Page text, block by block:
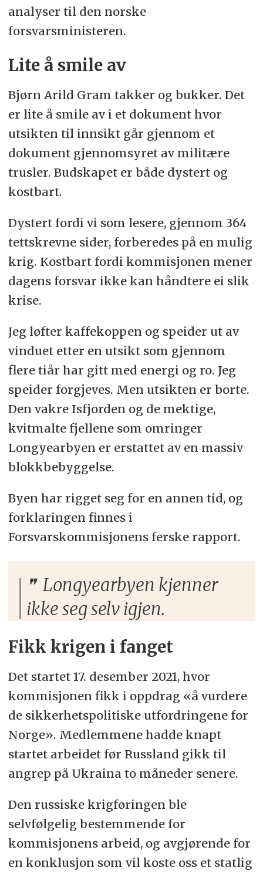
analyser til den norske
forsvarsministeren.
Lite å smile av
Bjørn Arild Gram takker og bukker. Det
er lite å smile av i et dokument hvor
utsikten til innsikt går gjennom et
dokument gjennomsyret av militære
trusler. Budskapet er både dystert og
kostbart.
Dystert fordi vi som lesere, gjennom 364
tettskrevne sider, forberedes på en mulig
krig. Kostbart fordi kommisjonen mener
dagens forsvar ikke kan håndtere ei slik
krise.
Jeg løfter kaffekoppen og speider ut av
vinduet etter en utsikt som gjennom
flere tiår har gitt med energi og ro. Jeg
speider forgjeves. Men utsikten er borte.
Den vakre Isfjorden og de mektige,
kvitmalte fjellene som omringer
Longyearbyen er erstattet av en massiv
blokkbebyggelse.
Byen har rigget seg for en annen tid, og
forklaringen finnes i
Forsvarskommisjonens ferske rapport.
Longyearbyen kjenner
ikke seg selv igjen.
Fikk krigen i fanget
Det startet 17. desember 2021, hvor
kommisjonen fikk i oppdrag «å vurdere
de sikkerhetspolitiske utfordringene for
Norge». Medlemmene hadde knapt
startet arbeidet før Russland gikk til
angrep på Ukraina to måneder senere.
Den russiske krigføringen ble
selvfølgelig bestemmende for
kommisjonens arbeid, og avgjørende for
en konklusjon som vil koste oss et statlig